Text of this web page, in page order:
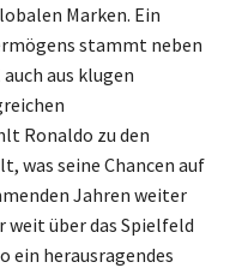
Marken. Ein
stammt neben
aus klugen
Ronaldo zu den
was seine Chancen auf
Jahren weiter
über das Spielfeld
ein herausragendes